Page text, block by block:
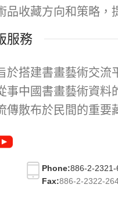
品收藏方向和策略，
服務
於搭建書畫藝術交
事中國書畫藝術資
傳散布於民間的重
Phone:886-2-2321-
Fax:886-2-2322-